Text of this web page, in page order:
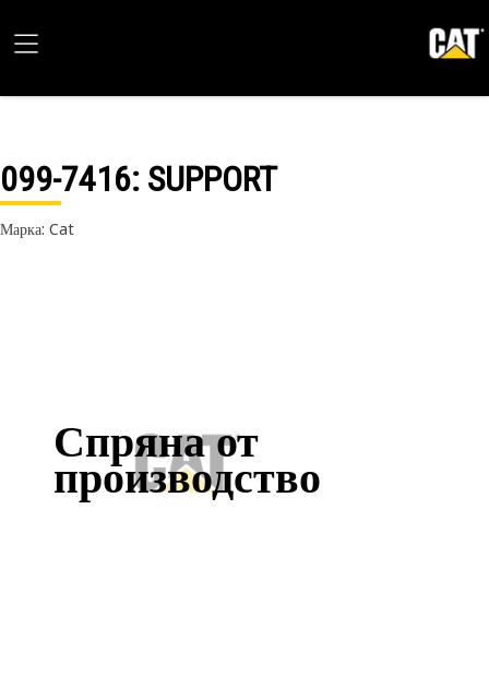
099-7416: SUPPORT
Марка: Cat
Спряна от
производство